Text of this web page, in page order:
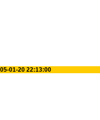
01-20 22:13:00